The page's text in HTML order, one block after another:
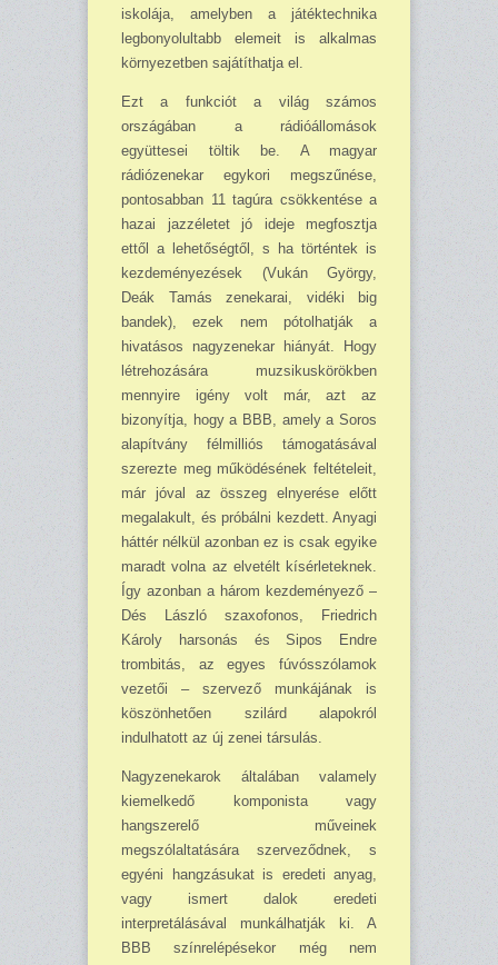
iskolája, amelyben a játék­tech­nika
legbo­nyo­lultabb elemeit is alkalmas
környezetben sajátíthatja el.
Ezt a funkciót a világ számos
országában a rádióállomások
együttesei töltik be. A magyar
rádiózenekar egykori megszűnése,
pontosabban 11 tagúra csökkentése a
hazai jazzéletet jó ideje megfosztja
ettől a lehetőségtől, s ha történtek is
kezdeményezések (Vukán György,
Deák Tamás zenekarai, vidéki big
bandek), ezek nem pótolhatják a
hivatásos nagyzenekar hiányát. Hogy
létrehozására muzsikuskörökben
mennyire igény volt már, azt az
bizonyítja, hogy a BBB, amely a Soros
alapítvány félmilliós támogatásával
szerezte meg működésének feltéte­leit,
már jóval az összeg elnyerése előtt
megalakult, és próbálni kezdett. Anyagi
háttér nélkül azonban ez is csak egyike
maradt volna az elvetélt kísérleteknek.
Így azonban a három kezdeményező –
Dés László szaxofonos, Friedrich
Károly harsonás és Sipos Endre
trombitás, az egyes fúvósszólamok
vezetői – szervező munkájának is
köszönhetően szilárd alapokról
indulhatott az új zenei társulás.
Nagyzenekarok általában valamely
kiemelkedő komponista vagy
hangszerelő műveinek
megszólaltatására szerveződnek, s
egyéni hangzásukat is eredeti anyag,
vagy ismert dalok ere­deti
interpretálásával munkálhatják ki. A
BBB színrelépésekor még nem